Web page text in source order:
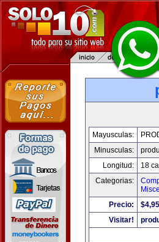
Mayusculas:
Minusculas:
Longitud:
18
Categorias:
Precio:
Visitar!